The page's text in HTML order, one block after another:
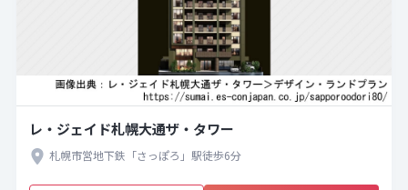
レ・ジェイド札幌大通ザ・タワー
札幌市営地下鉄「さっぽろ」駅徒歩6分